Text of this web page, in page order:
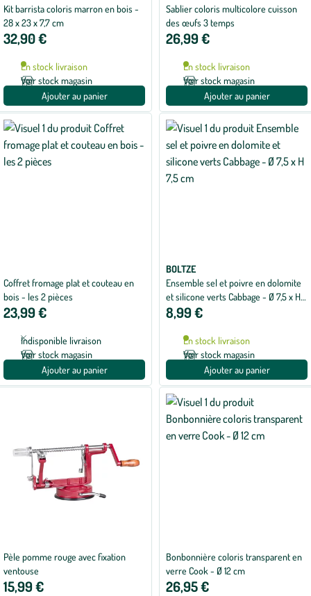
Kit barrista coloris marron en bois -
28 x 23 x 7,7 cm
32,90 €
En stock livraison
Voir stock magasin
Ajouter au panier
Sablier coloris multicolore cuisson
des œufs 3 temps
26,99 €
En stock livraison
Voir stock magasin
Ajouter au panier
Coffret fromage plat et couteau en
bois - les 2 pièces
23,99 €
Indisponible livraison
Voir stock magasin
Ajouter au panier
BOLTZE
Ensemble sel et poivre en dolomite
et silicone verts Cabbage - Ø 7,5 x H
7,5 cm
8,99 €
En stock livraison
Voir stock magasin
Ajouter au panier
Pèle pomme rouge avec fixation
ventouse
15,99 €
Bonbonnière coloris transparent en
verre Cook - Ø 12 cm
26,95 €